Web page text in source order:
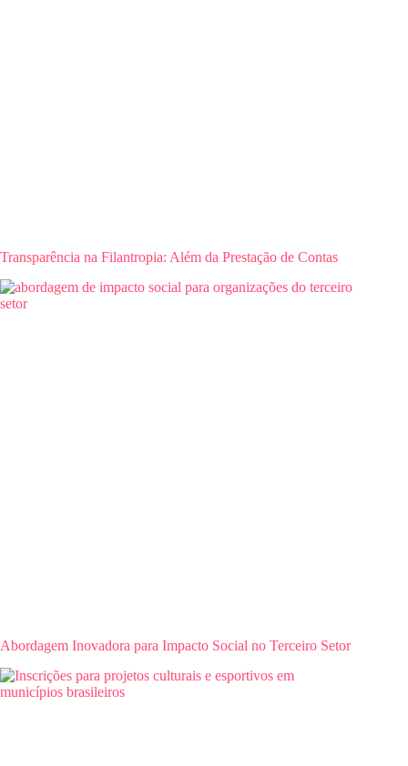
Transparência na Filantropia: Além da Prestação de Contas
Abordagem Inovadora para Impacto Social no Terceiro Setor